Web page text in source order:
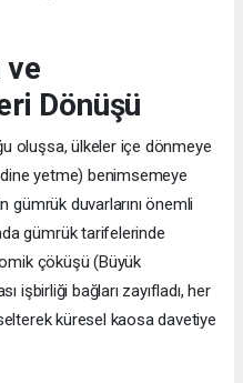
ve
Dönüşü
oluşsa, ülkeler içe dönmeye
yetme) benimsemeye
gümrük duvarlarını önemli
gümrük tarifelerinde
çöküşü (Büyük
işbirliği bağları zayıfladı, her
küresel kaosa davetiye